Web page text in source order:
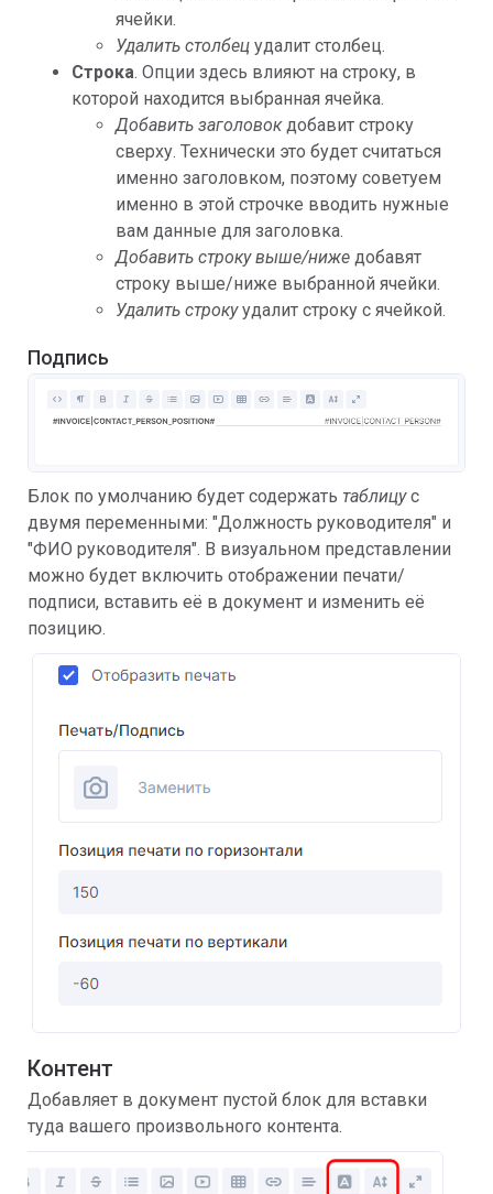
ячейки.
Удалить столбец удалит столбец.
Строка. Опции здесь влияют на строку, в
которой находится выбранная ячейка.
Добавить заголовокдобавит строку
сверху. Технически это будет считаться
именно заголовком, поэтому советуем
именно в этой строчке вводить нужные
вам данные для заголовка.
Добавить строку выше/ниже добавят
строку выше/ниже выбранной ячейки.
Удалить строкуудалит строку с ячейкой.
Подпись
Блок по умолчанию будет содержать таблицус
двумя переменными: "Должность руководителя" и
"ФИО руководителя". В визуальном представлении
можно будет включить отображении печати/
подписи, вставить её в документ и изменить её
позицию.
Контент
Добавляет в документ пустой блок для вставки
туда вашего произвольного контента.